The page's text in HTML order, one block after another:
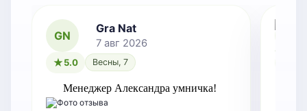
GN
Gra Nat
7 авг 2026
5.0 Весны, 7
Менеджер Александра умничка!